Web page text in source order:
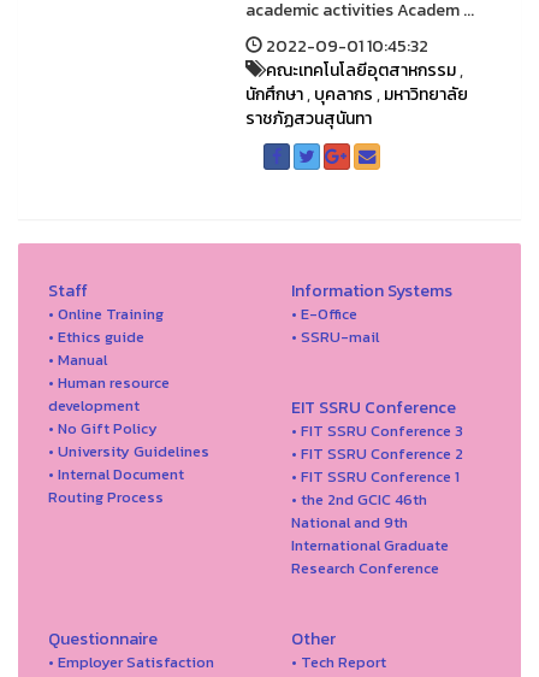
academic activities Academ ...
2022-09-01 10:45:32
คณะเทคโนโลยีอุตสาหกรรม,
นักศึกษา,บุคลากร,มหาวิทยาลัย
ราชภัฏสวนสุนันทา
Staff
• Online Training
• Ethics guide
• Manual
• Human resource
development
• No Gift Policy
• University Guidelines
• Internal Document
Routing Process
Information Systems
• E-Office
• SSRU-mail
EIT SSRU Conference
• FIT SSRU Conference 3
• FIT SSRU Conference 2
• FIT SSRU Conference 1
• the 2nd GCIC 46th
National and 9th
International Graduate
Research Conference
Questionnaire
• Employer Satisfaction
Other
• Tech Report